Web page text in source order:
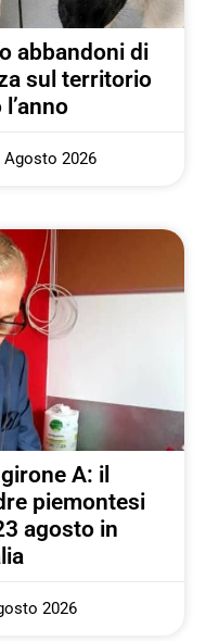
abbandoni di
sul territorio
Agosto 2026
A: il
piemontesi
agosto in
2026